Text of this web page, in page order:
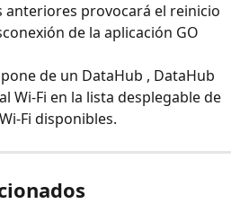
provocará el reinicio
de la aplicación GO
de un DataHub , DataHub
Wi-Fi en la lista desplegable de
Fi disponibles.